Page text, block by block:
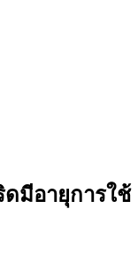
มีอายุการใช้